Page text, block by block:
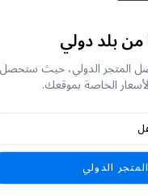
دولي
الدولي، حيث ستحصل
الخاصة بموقعك.